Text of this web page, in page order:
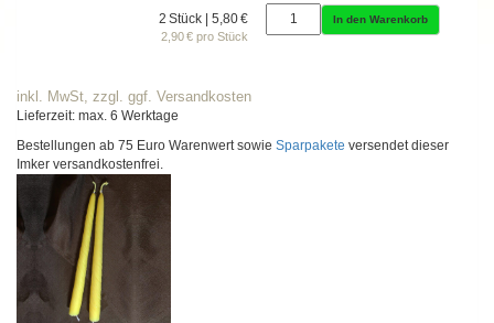
2 Stück | 5,80 €
2,90 € pro Stück
In den Warenkorb
inkl. MwSt, zzgl. ggf. Versandkosten
Lieferzeit: max. 6 Werktage
Bestellungen ab 75 Euro Warenwert sowie Sparpakete versendet dieser
Imker versandkostenfrei.